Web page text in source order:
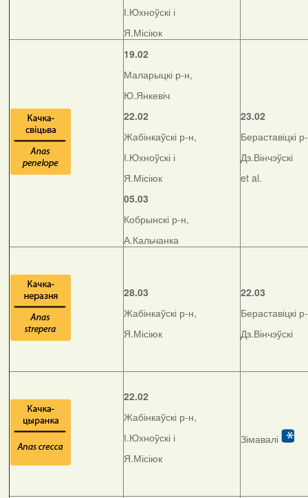
І.Юхноўскі і
Я.Місіюк
19.02
Маларыцкі р-н,
Ю.Янкевіч
22.02
Жабінкаўскі р-н,
І.Юхноўскі і
Я.Місіюк
05.03
Кобрынскі р-н,
А.Кальчанка
23.02
Бераставіцкі
Дз.Вінчэўскі
et al.
28.03
Жабінкаўскі р-н,
Я.Місіюк
22.03
Бераставіцкі
Дз.Вінчэўскі
22.02
Жабінкаўскі р-н,
І.Юхноўскі і
Я.Місіюк
Зімавалі